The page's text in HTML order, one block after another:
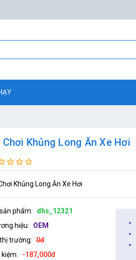
Khủng Long Ăn Xe Hơi
Khủng Long Ăn Xe Hơi
phẩm:
dhs_12321
hiệu:
OEM
trường: 0đ
-187,000đ